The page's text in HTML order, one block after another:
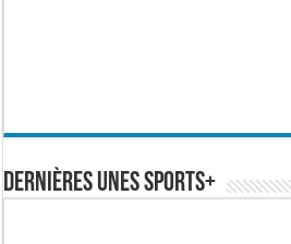
Dernières Unes Sports+